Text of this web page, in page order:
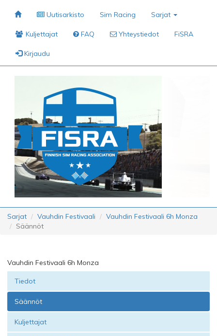
Uutisarkisto Sim Racing Sarjat
Kuljettajat FAQ Yhteystiedot FiSRA
Kirjaudu
Sarjat Vauhdin Festivaali
Vauhdin Festivaali 6h Monza
Säännöt
Vauhdin Festivaali 6h Monza
Tiedot
Säännöt
Kuljettajat